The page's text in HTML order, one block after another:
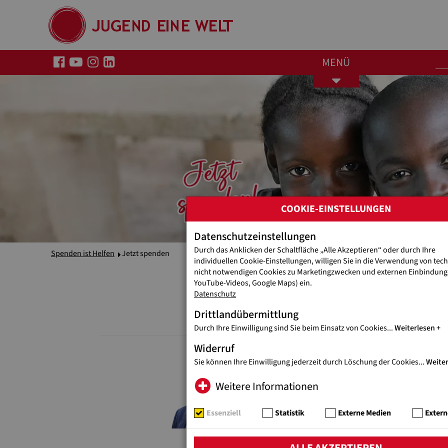
MENÜ
Toggle
navigation
Spenden ist Helfen Jetzt spenden
Sie haben Fragen? Wir helfen
Kontaktieren Sie uns: spenden@jugendeinewelt.at |
Oder nutzen Sie unser
Reinhard Heiserer, Geschäftsführer
COOKIE-EINSTELLUNGEN
Datenschutzeinstellungen
Durch das Anklicken der Schaltfläche „Alle Akzeptieren“ oder durch Ihre
individuellen Cookie-Einstellungen, willigen Sie in die Verwendung von
nicht notwendigen Cookies zu Marketingzwecken und externen
YouTube-Videos, Google Maps) ein.
Datenschutz
Drittlandübermittlung
Durch Ihre Einwilligung sind Sie beim Einsatz von Cookies...Weiterlesen
Widerruf
Sie können Ihre Einwilligung jederzeit durch Löschung der Cookies...
Weitere Informationen
Essenziell Statistik Externe Medien